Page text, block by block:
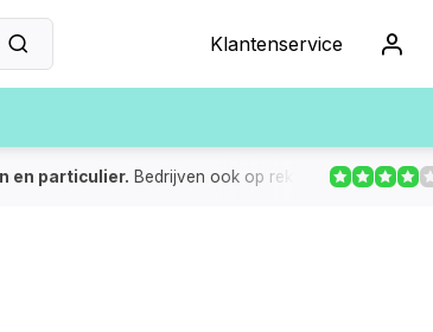
Klantenservice
en particulier. Bedrijven ook op rekening De